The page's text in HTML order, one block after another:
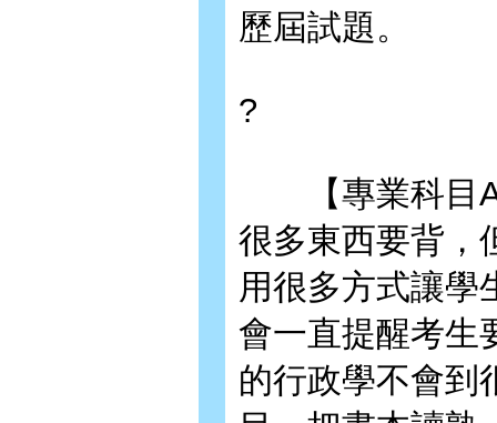
歷屆試題。
?
【專業科目A
很多東西要背，
用很多方式讓學
會一直提醒考生
的行政學不會到